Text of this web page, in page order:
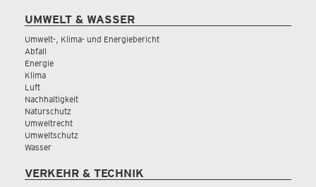
UMWELT & WASSER
Umwelt-, Klima- und Energiebericht
Abfall
Energie
Klima
Luft
Nachhaltigkeit
Naturschutz
Umweltrecht
Umweltschutz
Wasser
VERKEHR & TECHNIK